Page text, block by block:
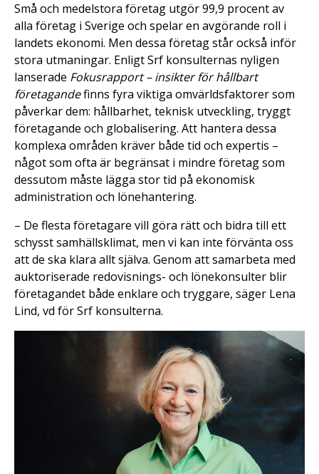
Små och medelstora företag utgör 99,9 procent av
alla företag i Sverige och spelar en avgörande roll i
landets ekonomi. Men dessa företag står också inför
stora utmaningar. Enligt Srf konsulternas nyligen
lanserade Fokusrapport – insikter för hållbart
företagandefinns fyra viktiga omvärldsfaktorer som
påverkar dem: hållbarhet, teknisk utveckling, tryggt
företagande och globalisering. Att hantera dessa
komplexa områden kräver både tid och expertis –
något som ofta är begränsat i mindre företag som
dessutom måste lägga stor tid på ekonomisk
administration och lönehantering.
– De flesta företagare vill göra rätt och bidra till ett
schysst samhällsklimat, men vi kan inte förvänta oss
att de ska klara allt själva. Genom att samarbeta med
auktoriserade redovisnings- och lönekonsulter blir
företagandet både enklare och tryggare, säger Lena
Lind, vd för Srf konsulterna.